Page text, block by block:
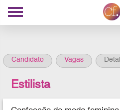
Candidato Vagas
Estilista